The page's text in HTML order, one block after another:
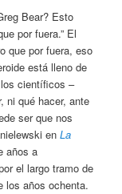
Bear? Esto
por fuera.” El
que por fuera, eso
está lleno de
científicos –
ni qué hacer, ante
ser que nos
enLa
años a
el largo tramo de
los años ochenta.